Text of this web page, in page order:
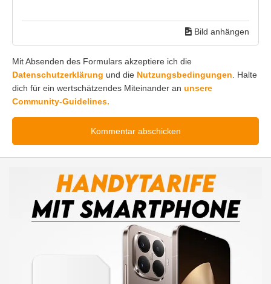
Bild anhängen
Mit Absenden des Formulars akzeptiere ich die
Datenschutzerklärung und die Nutzungsbedingungen . Halte
dich für ein wertschätzendes Miteinander an unsere
Community-Guidelines.